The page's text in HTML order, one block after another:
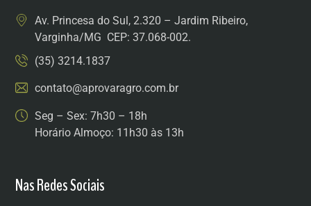
Av. Princesa do Sul, 2.320 – Jardim Ribeiro,
Varginha/MG CEP: 37.068-002.
(35) 3214.1837
contato@aprovaragro.com.br
Seg – Sex: 7h30 – 18h
Horário Almoço: 11h30 às 13h
Nas Redes Sociais